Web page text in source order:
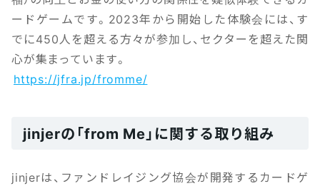
ードゲームです。2023年から開始した体験会には、す
でに450人を超える方々が参加し、セクターを超えた関
心が集まっています。
https://jfra.jp/fromme/
jinjerの「from Me」に関する取り組み
jinjerは、ファンドレイジング協会が開発するカードゲ